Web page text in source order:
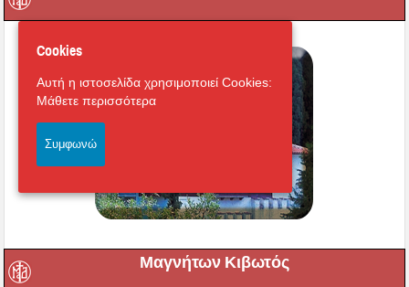
Μαγνήτων Κιβωτός
Cookies
Αυτή η ιστοσελίδα χρησιμοποιεί Cookies:
Μάθετε περισσότερα
Συμφωνώ